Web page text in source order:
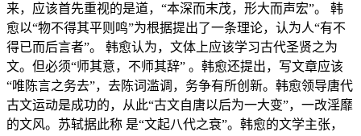
来，应该首先重视的是道，“本深而末茂，形大而声宏”。 韩
愈以“物不得其平则鸣”为根据提出了一条理论，认为人“有不
得已而后言者”。 韩愈认为，文体上应该学习古代圣贤之为
文。但必须“师其意，不师其辞” 。韩愈还提出，写文章应该
“唯陈言之务去”，去陈词滥调，务争有所创新。韩愈领导唐代
古文运动是成功的，从此“古文自唐以后为一大变”，一改淫靡
的文风。苏轼据此称 是“文起八代之衰”。韩愈的文学主张，